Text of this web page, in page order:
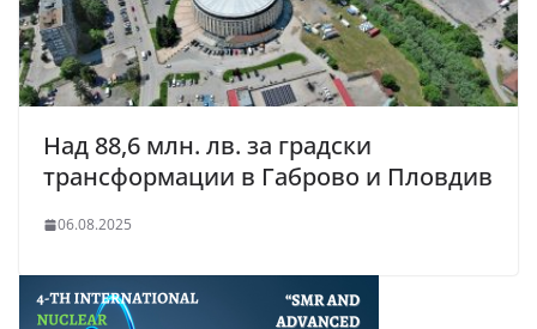
Над 88,6 млн. лв. за градски
трансформации в Габрово и Пловдив
06.08.2025